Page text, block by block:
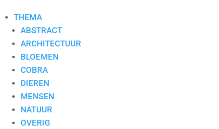
THEMA
ABSTRACT
ARCHITECTUUR
BLOEMEN
COBRA
DIEREN
MENSEN
NATUUR
OVERIG